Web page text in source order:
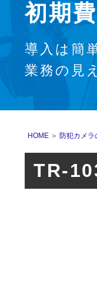
初期
導入は簡
業務の見
HOME ＞ 防犯カメラ
TR-